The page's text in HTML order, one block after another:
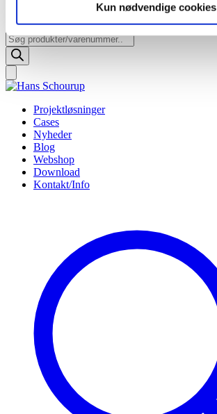
Kun nødvendige cookies
Products
search
Projektløsninger
Cases
Nyheder
Blog
Webshop
Download
Kontakt/Info